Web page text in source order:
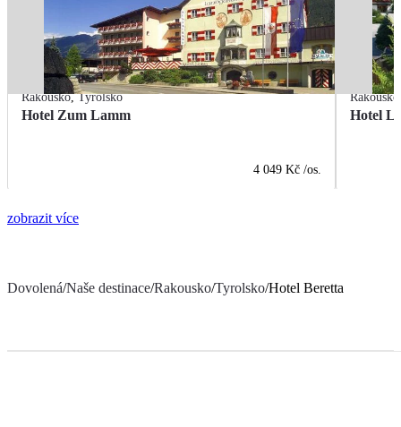
Rakousko,Tyrolsko
Hotel Zum Lamm
4 049 Kč /os.
Rakousko
Hotel
zobrazit více
Dovolená/Naše destinace/Rakousko/Tyrolsko/Hotel Beretta